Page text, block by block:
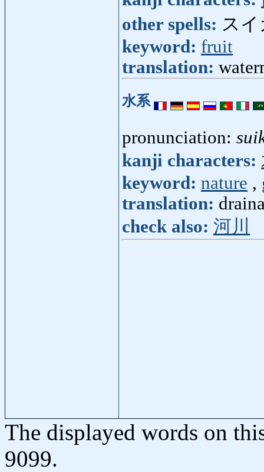
other spells: スイ
keyword: fruit
translation:
水系
pronunciation:
kanji characters:
keyword: nature ,
translation:
check also: 河川
The displayed words on
9099.